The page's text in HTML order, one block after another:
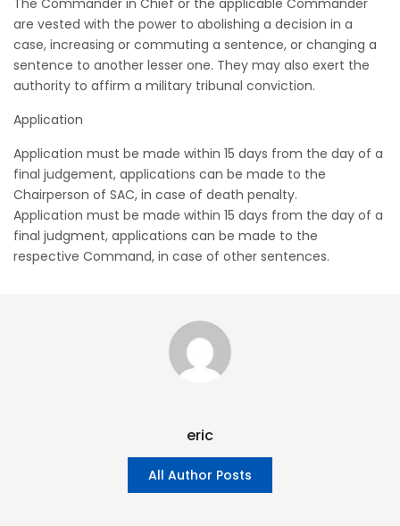
The Commander in Chief or the applicable Commander
are vested with the power to abolishing a decision in a
case, increasing or commuting a sentence, or changing a
sentence to another lesser one. They may also exert the
authority to affirm a military tribunal conviction.
Application
Application must be made within 15 days from the day of a
final judgement, applications can be made to the
Chairperson of SAC, in case of death penalty.
Application must be made within 15 days from the day of a
final judgment, applications can be made to the
respective Command, in case of other sentences.
eric
All Author Posts
Login
Lost password?